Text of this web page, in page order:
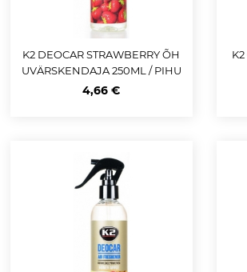
K2 DEOCAR STRAWBERRY ÕH
UVÄRSKENDAJA 250ML / PIHU
STI
4,66 €